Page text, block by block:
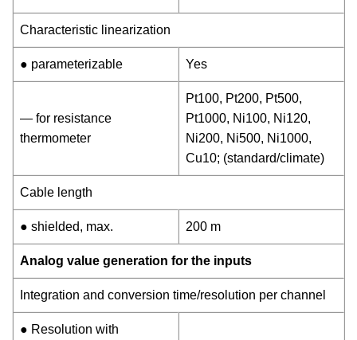
Characteristic linearization
● parameterizable Yes
— for resistance
thermometer
Pt100, Pt200, Pt500,
Pt1000, Ni100, Ni120,
Ni200, Ni500, Ni1000,
Cu10; (standard/climate)
Cable length
● shielded, max. 200 m
Analog value generation for the inputs
Integration and conversion time/resolution per channel
● Resolution with